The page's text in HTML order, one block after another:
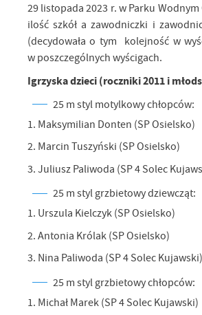
29 listopada 2023 r. w Parku
ilość szkół a zawodniczki i
(decydowała o tym kolejność w
w poszczególnych wyścigach.
Igrzyska dzieci (roczniki 2011 i
25 m styl motylkowy chłopców:
1. Maksymilian Donten (SP Osielsko)
2. Marcin Tuszyński (SP Osielsko)
3. Juliusz Paliwoda (SP 4 Solec
25 m styl grzbietowy dziewcząt:
1. Urszula Kielczyk (SP Osielsko)
2. Antonia Królak (SP Osielsko)
3. Nina Paliwoda (SP 4 Solec Kujawski)
25 m styl grzbietowy chłopców:
1. Michał Marek (SP 4 Solec Kujawski)